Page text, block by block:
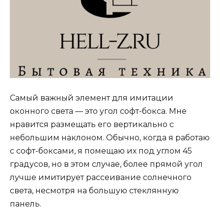
Самый важный элемент для имитации
оконного света — это угол софт-бокса. Мне
нравится размещать его вертикально с
небольшим наклоном. Обычно, когда я работаю
с софт-боксами, я помещаю их под углом 45
градусов, но в этом случае, более прямой угол
лучше имитирует рассеивание солнечного
света, несмотря на большую стеклянную
панель.